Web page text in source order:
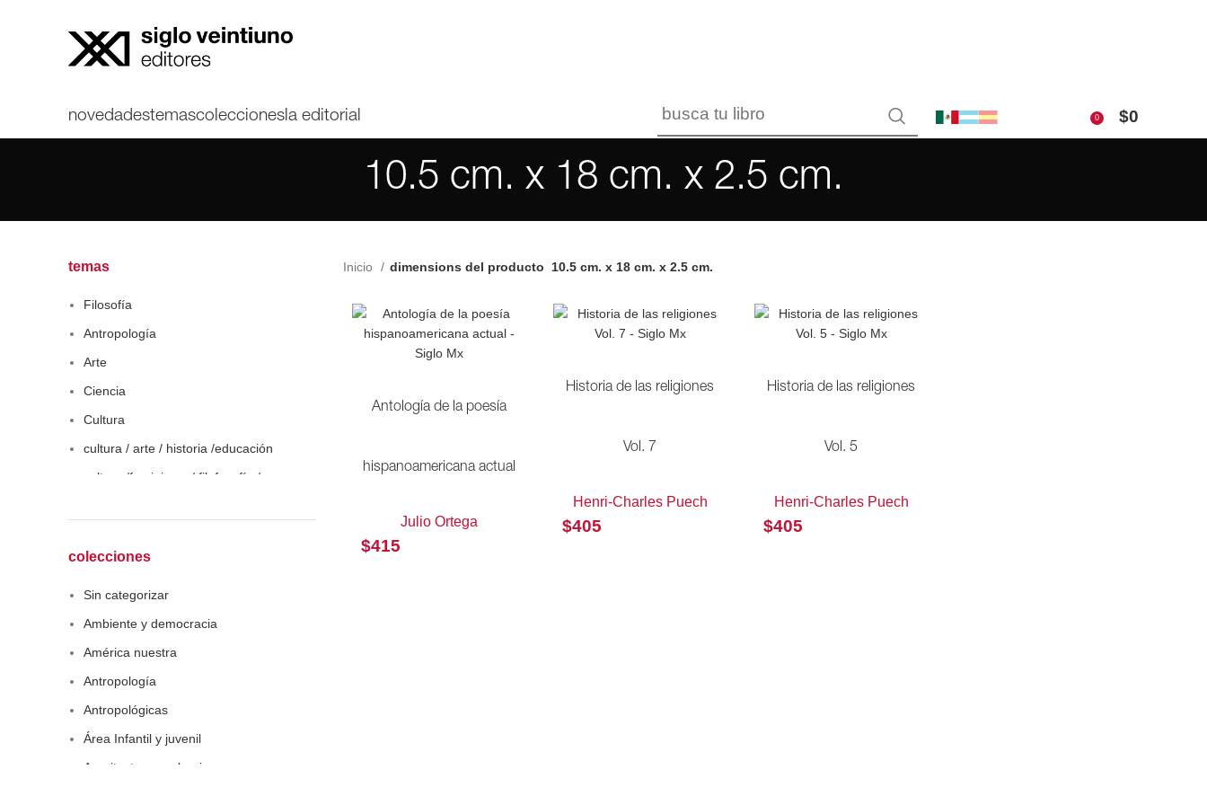
novedadestemascolecciones la editorial 0 $0
10.5 cm. x 18 cm. x 2.5 cm.
temas
Filosofía
Antropología
Arte
Ciencia
Cultura
cultura / arte / historia /educación
cultura /feminismo / filofosofía /
Economía
colecciones
Sin categorizar
Ambiente y democracia
América nuestra
Antropología
Antropológicas
Área Infantil y juvenil
Arquitectura y urbanismo
Inicio dimensions del producto 10.5 cm. x 18 cm. x 2.5 cm.
Antología de la poesía
hispanoamericana actual
Julio Ortega
$415
Historia de las religiones
Vol. 7
Henri-Charles Puech
$405
Historia de las religiones
Vol. 5
Henri-Charles Puech
$405